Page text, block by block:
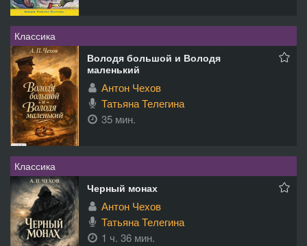
Классика
Володя большой и Володя
маленький
Антон Чехов
Татьяна Телегина
35 мин.
Классика
Черный монах
Антон Чехов
Татьяна Телегина
1 ч. 36 мин.